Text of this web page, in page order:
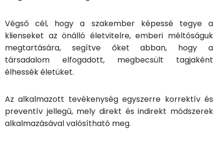
Végső cél, hogy a szakember képessé tegye a
klienseket az önálló életvitelre, emberi méltóságuk
megtartására, segítve őket abban, hogy a
társadalom elfogadott, megbecsült tagjaként
élhessék életüket.
Az alkalmazott tevékenység egyszerre korrektív és
preventív jellegű, mely direkt és indirekt módszerek
alkalmazásával valósítható meg.